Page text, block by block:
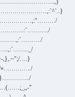
….}
«…………../
"